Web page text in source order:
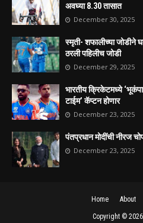
अवघ्या 8.30 तासात
December 30, 2025
स्मृती- शफालीच्या जोडीने
ठरली पहिलीच जोडी
December 29, 2025
भारतीय क्रिकेटमध्ये
टाईम’ कॅप्टन होणार
December 23, 2025
पंतप्रधान मोदींची नीरज
December 23, 2025
Home About
Copyright © 2026